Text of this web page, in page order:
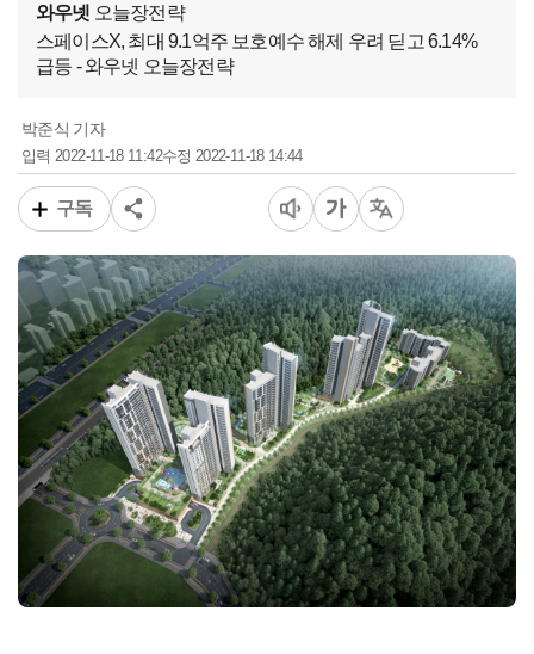
와우넷 오늘장전략
스페이스X, 최대 9.1억주 보호예수 해제 우려 딛고 6.14%
급등 - 와우넷 오늘장전략
박준식 기자
입력2022-11-18 11:42수정 2022-11-18 14:44
구독